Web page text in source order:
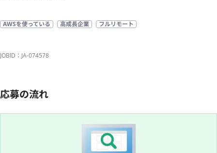
AWSを使っている 高成長企業 フルリモート
JOBID：JA-074578
応募の流れ